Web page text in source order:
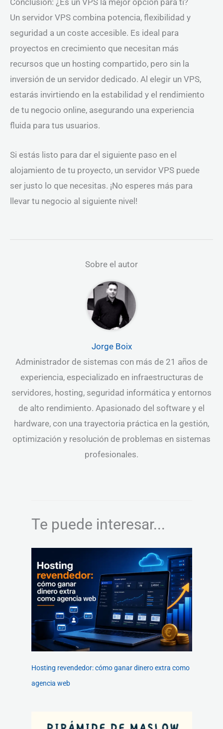
Conclusión: ¿Es un VPS la mejor opción para ti?
Un servidor VPS combina potencia, flexibilidad y
seguridad a un coste accesible. Es ideal para
proyectos en crecimiento que necesitan más
recursos que un hosting compartido, pero sin la
inversión de un servidor dedicado. Al elegir un VPS,
estarás invirtiendo en la estabilidad y el rendimiento
de tu negocio online, asegurando una experiencia
fluida para tus usuarios.
Si estás listo para dar el siguiente paso en el
alojamiento de tu proyecto, un servidor VPS puede
ser justo lo que necesitas. ¡No esperes más para
llevar tu negocio al siguiente nivel!
Sobre el autor
Jorge Boix
Administrador de sistemas con más de 21 años de
experiencia, especializado en infraestructuras de
servidores, hosting, seguridad informática y entornos
de alto rendimiento. Apasionado del software y el
hardware, con una trayectoria práctica en la gestión,
optimización y resolución de problemas en sistemas
profesionales.
Te puede interesar...
Hosting revendedor: cómo ganar dinero extra como
agencia web